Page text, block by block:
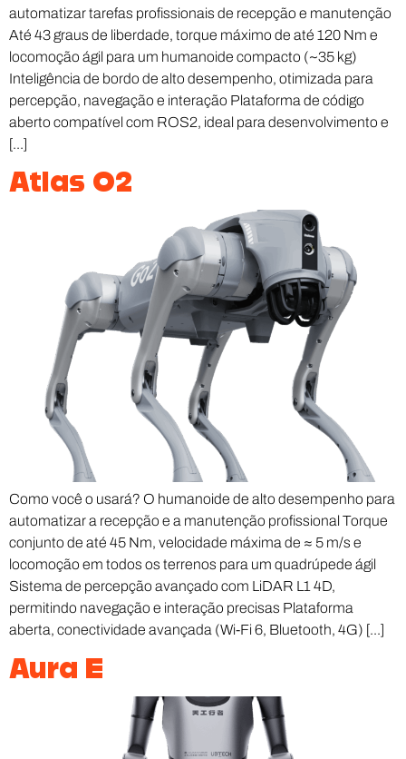
automatizar tarefas profissionais de recepção e manutenção
Até 43 graus de liberdade, torque máximo de até 120 Nm e
locomoção ágil para um humanoide compacto (~35 kg)
Inteligência de bordo de alto desempenho, otimizada para
percepção, navegação e interação Plataforma de código
aberto compatível com ROS2, ideal para desenvolvimento e
[...]
Atlas O2
Como você o usará? O humanoide de alto desempenho para
automatizar a recepção e a manutenção profissional Torque
conjunto de até 45 Nm, velocidade máxima de ≈ 5 m/s e
locomoção em todos os terrenos para um quadrúpede ágil
Sistema de percepção avançado com LiDAR L1 4D,
permitindo navegação e interação precisas Plataforma
aberta, conectividade avançada (Wi-Fi 6, Bluetooth, 4G) [...]
Aura E